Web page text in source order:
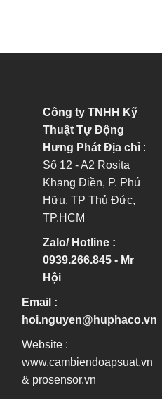
Công ty TNHH Kỹ
Thuật Tự Động
Hưng Phát Địa chỉ :
Số 12 - A2 Rosita
Khang Điền, P. Phú
Hữu, TP Thủ Đức,
TP.HCM
Zalo/ Hotline :
0939.266.845 - Mr
Hội
Email :
hoi.nguyen@huphaco.vn
Website :
www.cambiendoapsuat.vn
& prosensor.vn